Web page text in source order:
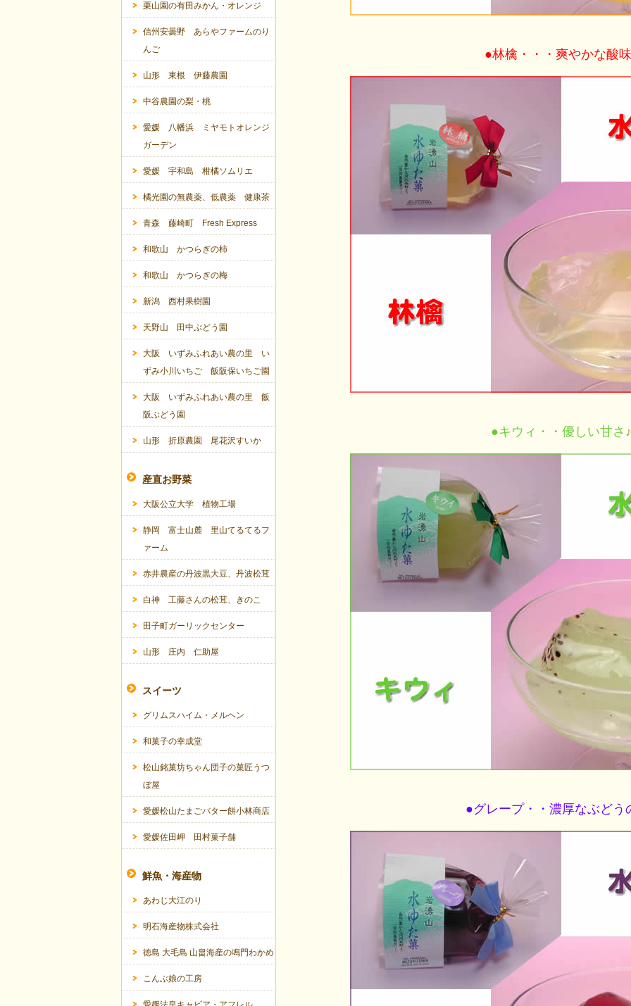
●林檎・・・爽やかな酸
●キウィ・・優しい甘さ♪
●グレープ・・濃厚なぶどう
栗山園の有田みかん・オレンジ
信州安曇野 あらやファームのり
んご
山形 東根 伊藤農園
中谷農園の梨・桃
愛媛 八幡浜 ミヤモトオレンジ
ガーデン
愛媛 宇和島 柑橘ソムリエ
橘光園の無農薬、低農薬 健康茶
青森 藤崎町 Fresh Express
和歌山 かつらぎの柿
和歌山 かつらぎの梅
新潟 西村果樹園
天野山 田中ぶどう園
大阪 いずみふれあい農の里 い
ずみ小川いちご 飯阪保いちご園
大阪 いずみふれあい農の里 飯
阪ぶどう園
山形 折原農園 尾花沢すいか
産直お野菜
大阪公立大学 植物工場
静岡 富士山麓 里山てるてるフ
ァーム
赤井農産の丹波黒大豆、丹波松茸
白神 工藤さんの松茸、きのこ
田子町ガーリックセンター
山形 庄内 仁助屋
スイーツ
グリムスハイム・メルヘン
和菓子の幸成堂
松山銘菓坊ちゃん団子の菓匠うつ
ぼ屋
愛媛松山たまごバター餅小林商店
愛媛佐田岬 田村菓子舗
鮮魚・海産物
あわじ大江のり
明石海産物株式会社
徳島 大毛島 山畠海産の鳴門わかめ
こんぶ娘の工房